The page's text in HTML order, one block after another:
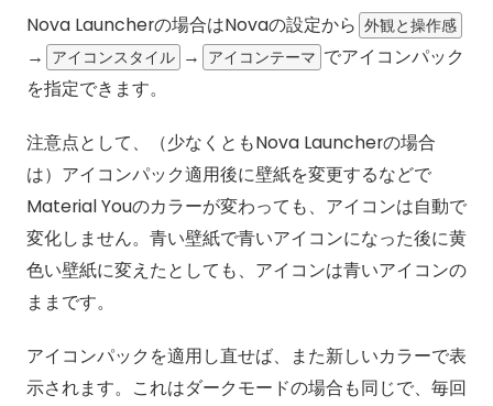
Nova Launcherの場合はNovaの設定から 外観と操作感
→ アイコンスタイル → アイコンテーマ でアイコンパック
を指定できます。
注意点として、（少なくともNova Launcherの場合
は）アイコンパック適用後に壁紙を変更するなどで
Material Youのカラーが変わっても、アイコンは自動で
変化しません。青い壁紙で青いアイコンになった後に黄
色い壁紙に変えたとしても、アイコンは青いアイコンの
ままです。
アイコンパックを適用し直せば、また新しいカラーで表
示されます。これはダークモードの場合も同じで、毎回